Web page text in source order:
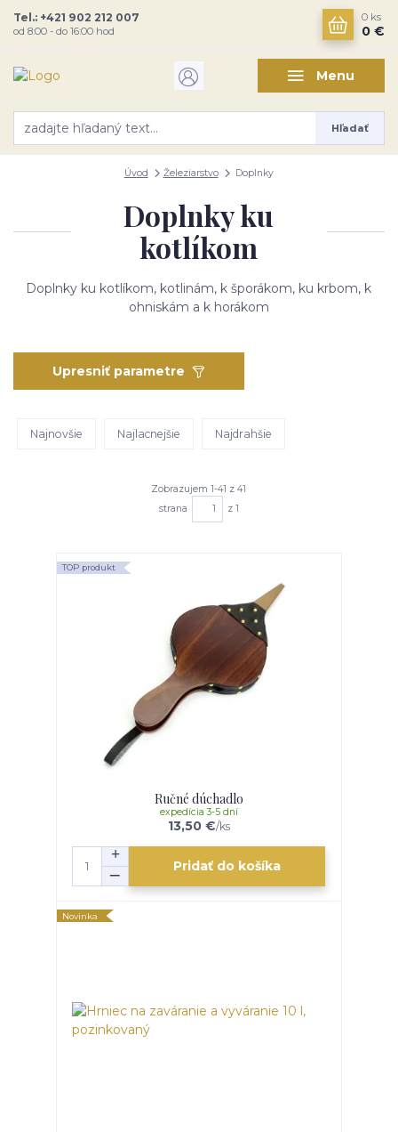
Menu
Hľadať
Tel.: +421 902 212 007
od 8:00 - do 16:00 hod
0 ks
0 €
Úvod Železiarstvo Doplnky
Doplnky ku
kotlíkom
Doplnky ku kotlíkom, kotlinám, k šporákom, ku krbom, k
ohniskám a k horákom
Upresniť parametre
Najnovšie Najlacnejšie Najdrahšie
Zobrazujem 1-41 z 41
strana
z 1
TOP produkt
Ručné dúchadlo
13,50 €/ks
expedícia 3-5 dní
Pridať do košíka
Novinka